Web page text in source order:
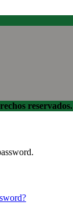
reservados.